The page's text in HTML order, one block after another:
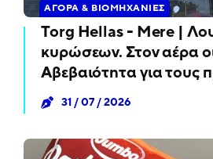
ΑΓΟΡΆ & ΒΙΟΜΗΧΑΝΊΕΣ
Torg Hellas - Mere |
κυρώσεων. Στον αέρα
Αβεβαιότητα για τους
31 / 07 / 2026